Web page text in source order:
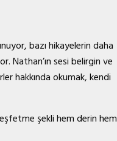
bazı hikayelerin daha
Nathan’ın sesi belirgin ve
hakkında okumak, kendi
şekli hem derin hem